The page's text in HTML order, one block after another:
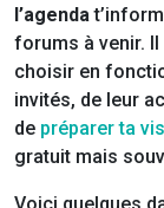
l’agenda
forums à venir.
choisir en
invités, de leur
de préparer ta
gratuit mais